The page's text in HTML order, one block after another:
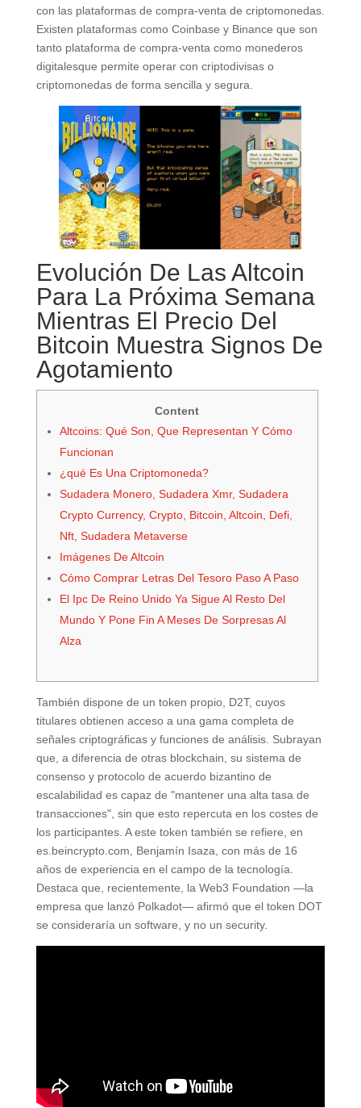
con las plataformas de compra-venta de criptomonedas.
Existen plataformas como Coinbase y Binance que son
tanto plataforma de compra-venta como monederos
digitalesque permite operar con criptodivisas o
criptomonedas de forma sencilla y segura.
Evolución De Las Altcoin
Para La Próxima Semana
Mientras El Precio Del
Bitcoin Muestra Signos De
Agotamiento
Content
Altcoins: Qué Son, Que Representan Y Cómo
Funcionan
¿qué Es Una Criptomoneda?
Sudadera Monero, Sudadera Xmr, Sudadera
Crypto Currency, Crypto, Bitcoin, Altcoin, Defi,
Nft, Sudadera Metaverse
Imágenes De Altcoin
Cómo Comprar Letras Del Tesoro Paso A Paso
El Ipc De Reino Unido Ya Sigue Al Resto Del
Mundo Y Pone Fin A Meses De Sorpresas Al
Alza
También dispone de un token propio, D2T, cuyos
titulares obtienen acceso a una gama completa de
señales criptográficas y funciones de análisis. Subrayan
que, a diferencia de otras blockchain, su sistema de
consenso y protocolo de acuerdo bizantino de
escalabilidad es capaz de "mantener una alta tasa de
transacciones", sin que esto repercuta en los costes de
los participantes. A este token también se refiere, en
es.beincrypto.com, Benjamín Isaza, con más de 16
años de experiencia en el campo de la tecnología.
Destaca que, recientemente, la Web3 Foundation —la
empresa que lanzó Polkadot— afirmó que el token DOT
se consideraría un software, y no un security.